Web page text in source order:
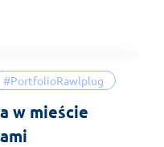
#PortfolioRawlplug
w mieście